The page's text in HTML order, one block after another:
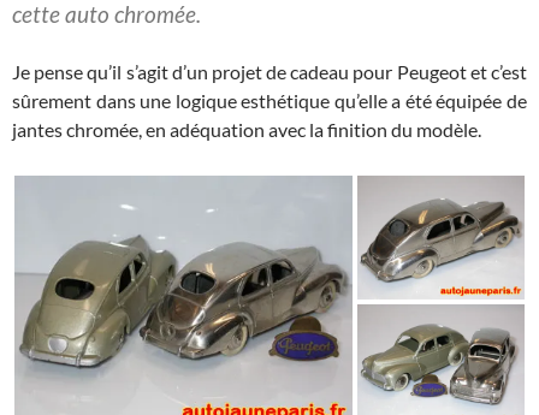
cette auto chromée.
Je pense qu’il s’agit d’un projet de cadeau pour Peugeot et c’est
sûrement dans une logique esthétique qu’elle a été équipée de
jantes chromée, en adéquation avec la finition du modèle.